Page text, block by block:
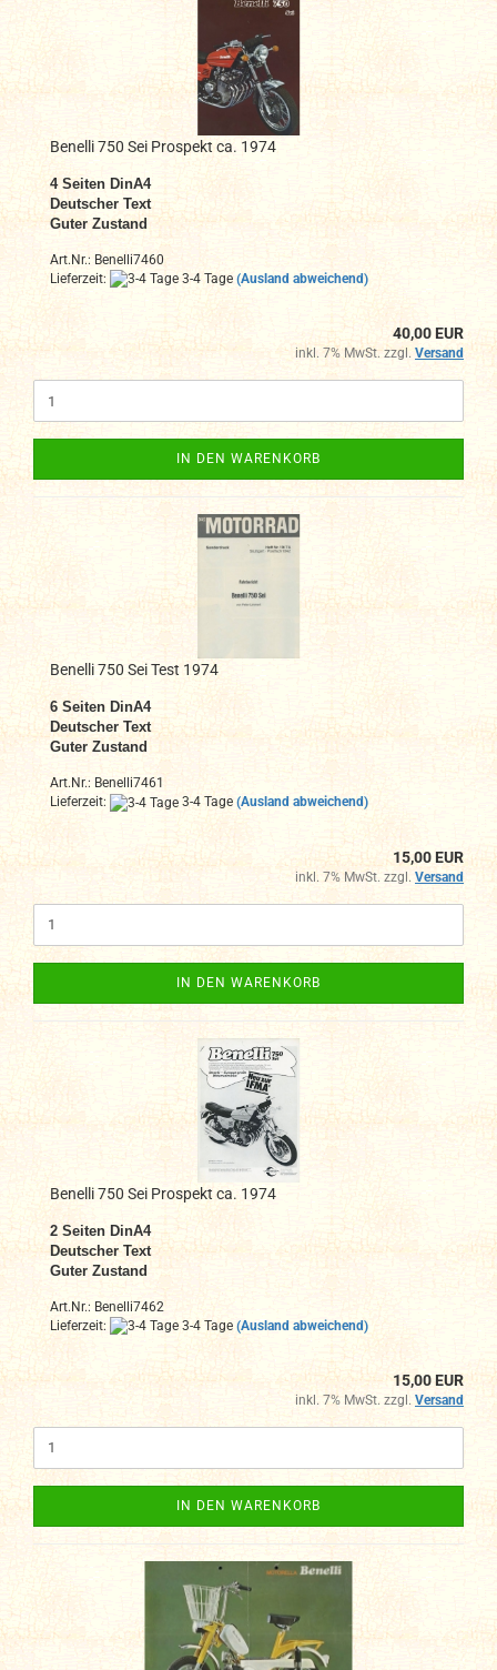
Benelli 750 Sei Prospekt ca. 1974
4 Seiten DinA4
Deutscher Text
Guter Zustand
Art.Nr.: Benelli7460
Lieferzeit:
3-4 Tage (Ausland abweichend)
40,00 EUR
inkl. 7% MwSt. zzgl. Versand
IN DEN WARENKORB
Benelli 750 Sei Test 1974
6 Seiten DinA4
Deutscher Text
Guter Zustand
Art.Nr.: Benelli7461
Lieferzeit:
3-4 Tage (Ausland abweichend)
15,00 EUR
inkl. 7% MwSt. zzgl. Versand
IN DEN WARENKORB
Benelli 750 Sei Prospekt ca. 1974
2 Seiten DinA4
Deutscher Text
Guter Zustand
Art.Nr.: Benelli7462
Lieferzeit:
3-4 Tage (Ausland abweichend)
15,00 EUR
inkl. 7% MwSt. zzgl. Versand
IN DEN WARENKORB